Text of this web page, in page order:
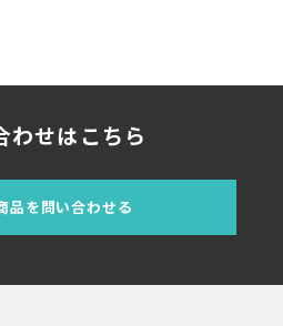
わせはこちら
品を問い合わせる